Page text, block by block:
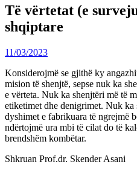
Të vërtetat (e
shqiptare
11/03/2023
Konsiderojmë se gjithë ky
mision të shenjtë, sepse nuk ka
e vërteta. Nuk ka shenjtëri më të
etiketimet dhe denigrimet. Nuk ka
dyshimet e fabrikuara të ngrejmë
ndërtojmë ura mbi të cilat do të
brendshëm kombëtar.
Shkruan Prof.dr. Skender Asani